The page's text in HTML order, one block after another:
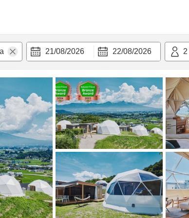
21/08/2026 22/08/2026 2